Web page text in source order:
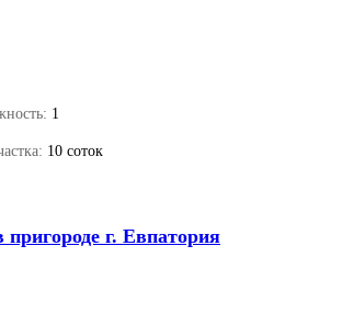
1
10 соток
г. Евпатория